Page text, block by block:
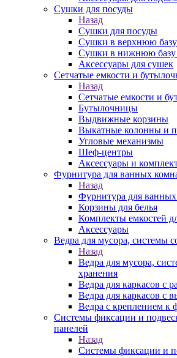
Сушки для посуды
Назад
Сушки для посуды
Сушки в верхнюю
Сушки в нижнюю базу
Аксессуары для сушек
Сетчатые емкости и
Назад
Сетчатые емкости и
Бутылочницы
Выдвижные корзины
Выкатные колонны и
Угловые механизмы
Шеф-центры
Аксессуары и
Фурнитура для ванных
Назад
Фурнитура для
Корзины для белья
Комплекты емкостей
Аксессуары
Ведра для мусора, системы
Назад
Ведра для мусора,
хранения
Ведра для каркасов с
Ведра для каркасов
Ведра с креплением к
Системы фиксации и
панелей
Назад
Системы фиксации и